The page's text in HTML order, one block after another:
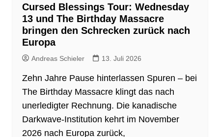
Cursed Blessings Tour: Wednesday
13 und The Birthday Massacre
bringen den Schrecken zurück nach
Europa
Andreas Schieler 13. Juli 2026
Zehn Jahre Pause hinterlassen Spuren – bei
The Birthday Massacre klingt das nach
unerledigter Rechnung. Die kanadische
Darkwave-Institution kehrt im November
2026 nach Europa zurück,